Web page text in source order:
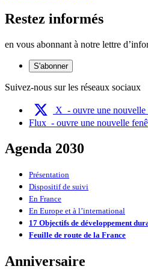
Restez informés
en vous abonnant à notre lettre
S'abonner
Suivez-nous sur les réseaux sociaux
X - ouvre une nouvelle
Flux - ouvre une nouvelle
Agenda 2030
Présentation
Dispositif de suivi
En France
En Europe et à l’international
17 Objectifs de développement
Feuille de route de la France
Anniversaire